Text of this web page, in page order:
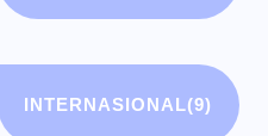
INTERNASIONAL(9)